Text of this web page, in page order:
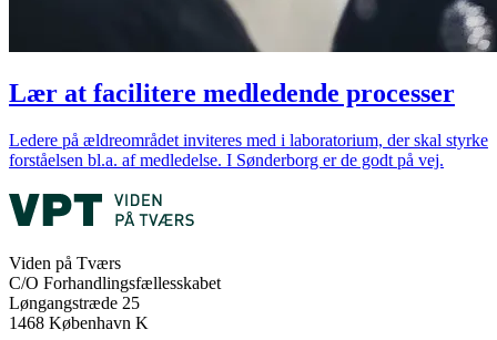
Lær at facilitere medledende processer
Ledere på ældreområdet inviteres med i laboratorium, der skal styrke
forståelsen bl.a. af medledelse. I Sønderborg er de godt på vej. ‌ ​‍‌‍‍‌‌‍‌ ‌‍‍‌‌‍ ‍​‍​‍​ ‍‍​‍​‍‌ ​ ‌‍​‌‌‍ ‍‌‍‍‌‌ ‌​‌ ‍‌​‍ ‍‌‍‍‌‌‍ ​‍​‍​‍ ​​‍​‍‌‍‍​‌ ​‍‌‍‌‌‌‍‌‍​‍​‍​ ‍‍​‍​‍‌‍‍​‌ ‌​‌ ‌​‌ ​​‌ ​ ​ ‍‍​‍ ​‍ ‌ ‌‍‌ ​​‌ ‌​​‍ ‍‌ ​ ‌‍​‌‌‍ ‍‌‍‍‌‌ ‌​‌ ‍‌​‍ ‍‌ ​ ‌ ‌​‌ ‌‌‌‍‌​‌‍‍‌‌‍ ​‍ ‌‍‍‌‌‍ ‍‌ ‌​‌‍‌‌‌‍ ‍‌ ‌​​‍ ‌‍‌‌‌‍‌​‌‍‍‌‌ ‌​​‍ ‌‍ ‌‌‍ ‌‍‌​‌‍‌‌​ ‌‌ ​​‌ ​‍‌‍‌‌‌ ​ ‌‍‌‌‌‍ ‍‌ ‌​‌‍​‌‌ ‌​‌‍‍‌‌‍ ‌‍ ‍​ ‍ ‌‍‍‌‌‍‌​​ ‌‌‍​‌‌ ​‍‌ ‌​‌‍‍‌‌‍​ ‌‍ ​‌‍‌‌​‍ ‌​ ​​‌‍​ ​ ​​​ ‍‌​ ​ ​ ​‌​ ‌‍​ ‌‍​‍ ‌​ ‍​‌‍​‍​ ​​‌‍‌‍​‍ ‌​ ‌​‌‍​‌‌‍​‌‌‍‌‌​‍ ‌​ ‍‌‌‍‌‌​ ​‌​ ‌‌​‍ ‌​ ‌‍‌‍​‍​ ‍‌​ ​‍​ ‍​‌‍‌‌​ ‌ ​ ‌‌‌‍​‍‌‍‌‌​ ‌​​ ​‌​ ‍ ‌ ‌​‌ ‍‌‌ ​​‌‍‌‌​ ‌‌‍​‌‌ ​‍‌ ‌​‌‍‍‌‌‍​ ‌‍ ​‌‍‌‌​ ‍ ‌ ​​‌‍​‌‌ ‌​‌‍‍​​ ‌‌ ​ ‌ ‌‌‌‍ ‌‌‍ ‌‌‍​‌‌ ​‍‌ ‍‌​ ‌‍​‍‌‍​‌‌ ​ ‌‍‌‌‌‌‌‌‌ ​‍‌‍ ​​ ‌‌‍‍​‌ ‌​‌ ‌​‌ ​​‌ ​ ​‍‌‌​ ​ ‌​​‌​‍‌‌​ ​‍‌​‌‍​‍‌‌​ ​‍‌​‌‍‌ ‌‍‌ ​​‌ ‌​​‍ ‍‌ ​ ‌‍​‌‌‍ ‍‌‍‍‌‌ ‌​‌ ‍‌​‍ ‍‌ ​ ‌ ‌​‌ ‌‌‌‍‌​‌‍‍‌‌‍ ​‍‌‍‌‍‍‌‌‍‌​​ ‌‌‍​‌‌ ​‍‌ ‌​‌‍‍‌‌‍​ ‌‍ ​‌‍‌‌​‍ ‌​ ​​‌‍​ ​ ​​​ ‍‌​ ​ ​ ​‌​ ‌‍​ ‌‍​‍ ‌​ ‍​‌‍​‍​ ​​‌‍‌‍​‍ ‌​ ‌​‌‍​‌‌‍​‌‌‍‌‌​‍ ‌​ ‍‌‌‍‌‌​ ​‌​ ‌‌​‍ ‌​ ‌‍‌‍​‍​ ‍‌​ ​‍​ ‍​‌‍‌‌​ ‌ ​ ‌‌‌‍​‍‌‍‌‌​ ‌​​ ​‌​‍‌‍‌ ‌​‌ ‍‌‌ ​​‌‍‌‌​ ‌‌‍​‌‌ ​‍‌ ‌​‌‍‍‌‌‍​ ‌‍ ​‌‍‌‌​‍‌‍‌ ​​‌‍​‌‌ ‌​‌‍‍​​ ‌‌ ​ ‌ ‌‌‌‍ ‌‌‍ ‌‌‍​‌‌ ​‍‌ ‍‌​‍‌‍‌ ​​‌‍‌‌‌ ​‍‌ ​ ‌ ​​‌‍‌‌‌‍​ ‌ ‌​‌‍‍‌‌ ‌‍‌‍‌‌​ ‌‌ ​​‌ ‌‌‌‍​‍‌‍ ​‌‍‍‌‌ ​ ‌‍‍​‌‍‌‌‌‍‌​​‍​‍‌ ‌
Viden på Tværs
C/O Forhandlingsfællesskabet
Løngangstræde 25
1468 København K